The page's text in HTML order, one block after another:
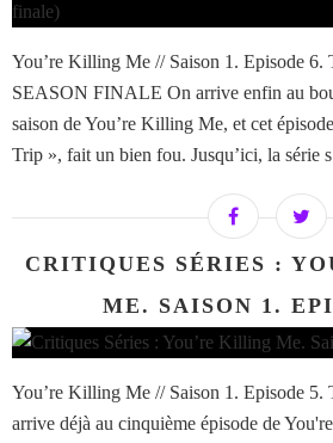
You’re Killing Me // Saison 1. Episode 6.
SEASON FINALE On arrive enfin au
saison de You’re Killing Me, et cet
Trip », fait un bien fou. Jusqu’ici, la série
CRITIQUES SÉRIES :
ME. SAISON 1.
You’re Killing Me // Saison 1. Episode 5.
arrive déjà au cinquième épisode de